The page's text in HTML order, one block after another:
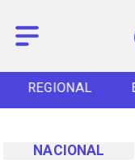
REGIONAL
NACIONAL